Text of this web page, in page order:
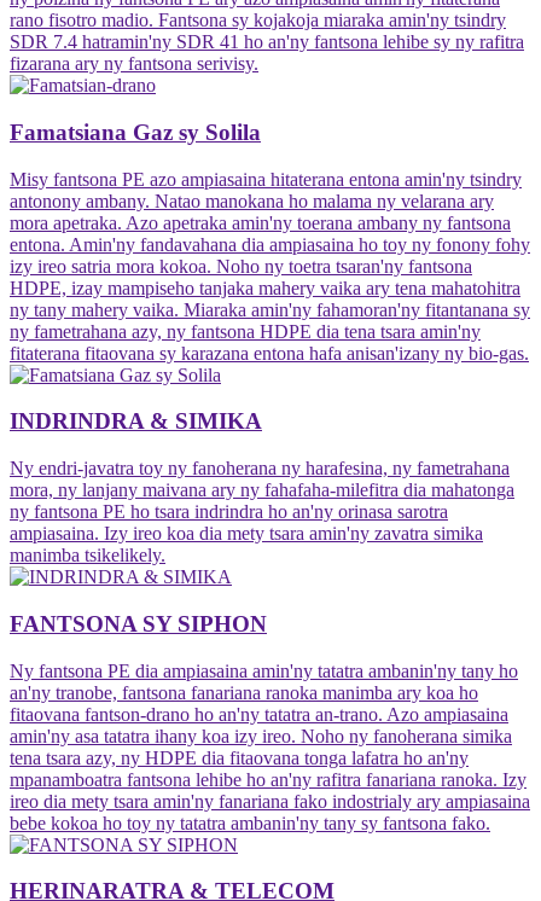
rano fisotro madio. Fantsona sy kojakoja miaraka amin'ny tsindry
SDR 7.4 hatramin'ny SDR 41 ho an'ny fantsona lehibe sy ny rafitra
fizarana ary ny fantsona serivisy.
Famatsiana Gaz sy Solila
Misy fantsona PE azo ampiasaina hitaterana entona amin'ny tsindry
antonony ambany. Natao manokana ho malama ny velarana ary
mora apetraka. Azo apetraka amin'ny toerana ambany ny fantsona
entona. Amin'ny fandavahana dia ampiasaina ho toy ny fonony fohy
izy ireo satria mora kokoa. Noho ny toetra tsaran'ny fantsona
HDPE, izay mampiseho tanjaka mahery vaika ary tena mahatohitra
ny tany mahery vaika. Miaraka amin'ny fahamoran'ny fitantanana sy
ny fametrahana azy, ny fantsona HDPE dia tena tsara amin'ny
fitaterana fitaovana sy karazana entona hafa anisan'izany ny bio-gas.
INDRINDRA & SIMIKA
Ny endri-javatra toy ny fanoherana ny harafesina, ny fametrahana
mora, ny lanjany maivana ary ny fahafaha-milefitra dia mahatonga
ny fantsona PE ho tsara indrindra ho an'ny orinasa sarotra
ampiasaina. Izy ireo koa dia mety tsara amin'ny zavatra simika
manimba tsikelikely.
FANTSONA SY SIPHON
Ny fantsona PE dia ampiasaina amin'ny tatatra ambanin'ny tany ho
an'ny tranobe, fantsona fanariana ranoka manimba ary koa ho
fitaovana fantson-drano ho an'ny tatatra an-trano. Azo ampiasaina
amin'ny asa tatatra ihany koa izy ireo. Noho ny fanoherana simika
tena tsara azy, ny HDPE dia fitaovana tonga lafatra ho an'ny
mpanamboatra fantsona lehibe ho an'ny rafitra fanariana ranoka. Izy
ireo dia mety tsara amin'ny fanariana fako indostrialy ary ampiasaina
bebe kokoa ho toy ny tatatra ambanin'ny tany sy fantsona fako.
HERINARATRA & TELECOM